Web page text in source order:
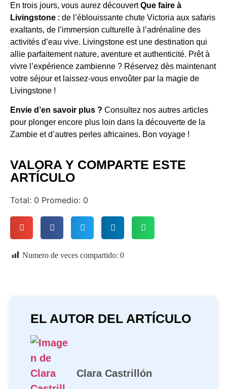
En trois jours, vous aurez découvertQue faire à
Livingstone : de l’éblouissante chute Victoria aux safaris
exaltants, de l’immersion culturelle à l’adrénaline des
activités d’eau vive. Livingstone est une destination qui
allie parfaitement nature, aventure et authenticité. Prêt à
vivre l’expérience zambienne ? Réservez dès maintenant
votre séjour et laissez-vous envoûter par la magie de
Livingstone !
Envie d’en savoir plus ? Consultez nos autres articles
pour plonger encore plus loin dans la découverte de la
Zambie et d’autres perles africaines. Bon voyage !
VALORA Y COMPARTE ESTE
ARTÍCULO
Total: 0 Promedio: 0
Numero de veces compartido: 0
EL AUTOR DEL ARTÍCULO
Clara Castrillón